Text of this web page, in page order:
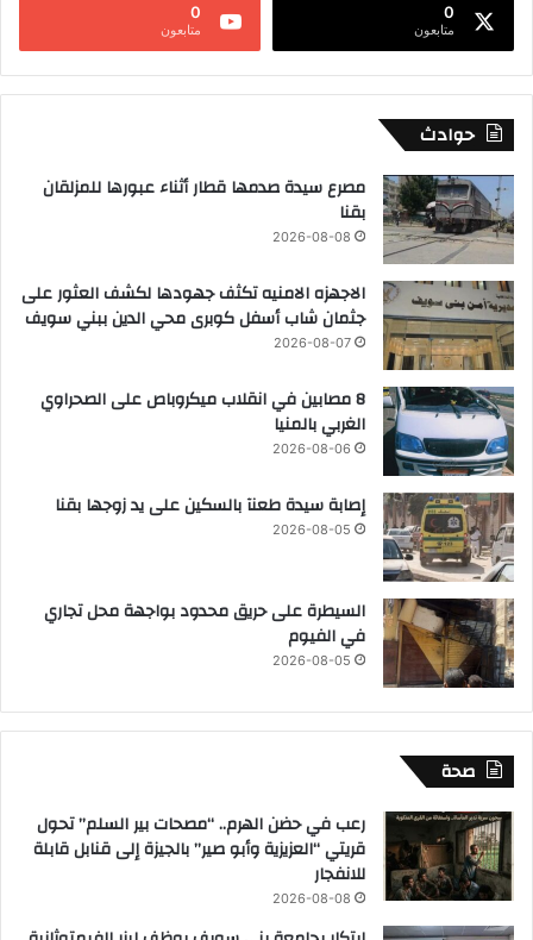
0
متابعون
0
متابعون
حوادث
مصرع سيدة صدمها قطار أثناء عبورها للمزلقان
بقنا
2026-08-08
الاجهزه الامنيه تكثف جهودها لكشف العثور على
جثمان شاب أسفل كوبرى محي الدين ببني سويف
2026-08-07
8 مصابين في انقلاب ميكروباص على الصحراوي
الغربي بالمنيا
2026-08-06
إصابة سيدة طعنآ بالسكين على يد زوجها بقنا
2026-08-05
السيطرة على حريق محدود بواجهة محل تجاري
في الفيوم
2026-08-05
صحة
رعب في حضن الهرم.. “مصحات بير السلم” تحول
قريتي “العزيزية وأبو صير” بالجيزة إلى قنابل قابلة
للانفجار
2026-08-08